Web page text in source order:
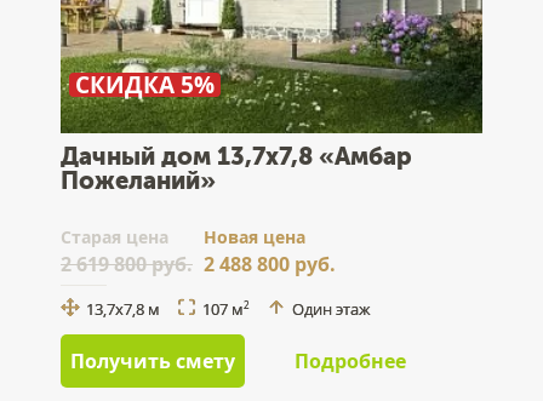
СКИДКА 5%
Дачный дом 13,7x7,8 «Амбар
Пожеланий»
Cтарая цена
2 619 800 руб.
Новая цена
2 488 800 руб.
13,7x7,8 м 107 м2 Один этаж
Получить смету Подробнее